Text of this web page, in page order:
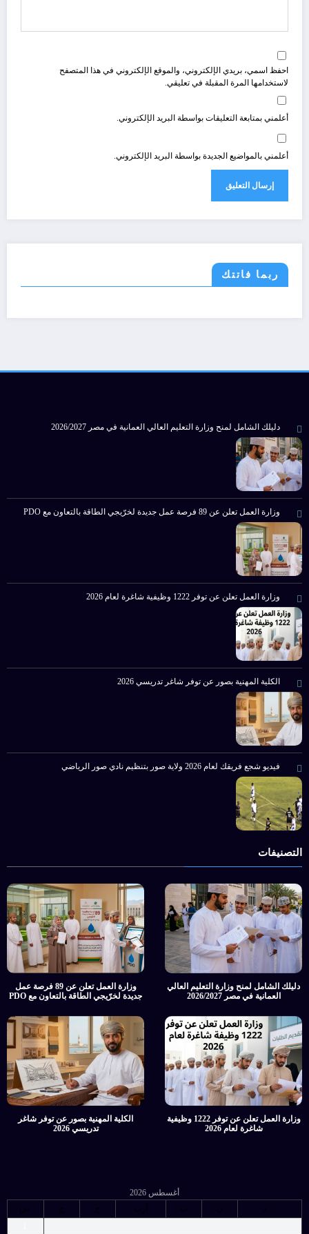
احفظ اسمي، بريدي الإلكتروني، والموقع الإلكتروني في هذا المتصفح
لاستخدامها المرة المقبلة في تعليقي.
أعلمني بمتابعة التعليقات بواسطة البريد الإلكتروني.
أعلمني بالمواضيع الجديدة بواسطة البريد الإلكتروني.
ربما فاتتك
دليلك الشامل لمنح وزارة التعليم العالي العمانية في مصر 2026/2027
وزارة العمل تعلن عن 89 فرصة عمل جديدة لخرّيجي الطاقة بالتعاون مع PDO
وزارة العمل تعلن عن توفر 1222 وظيفية شاغرة لعام 2026
الكلية المهنية بصور عن توفر شاغر تدريسي 2026
فيديو شجع فريقك لعام 2026 ولاية صور بتنظيم نادي صور الرياضي
التصنيفات
دليلك الشامل لمنح وزارة التعليم العالي
العمانية في مصر 2026/2027
وزارة العمل تعلن عن 89 فرصة عمل
جديدة لخرّيجي الطاقة بالتعاون مع PDO
وزارة العمل تعلن عن توفر 1222 وظيفية
شاغرة لعام 2026
الكلية المهنية بصور عن توفر شاغر
تدريسي 2026
أغسطس 2026
د
ن ث أرب خ ج
س